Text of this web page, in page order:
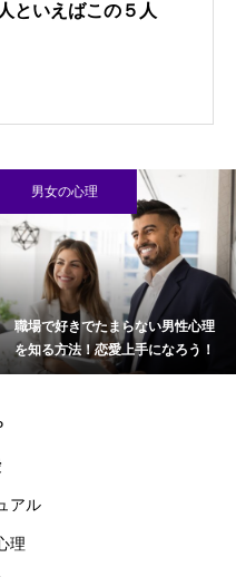
といえばこの５人
男女の心理
職場で好きでたまらない男性心理
を知る方法！恋愛上手になろう！
アル
理